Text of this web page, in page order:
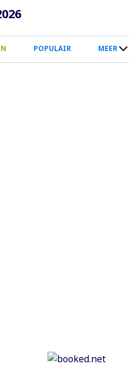
Overslaan
naar
inhoud
POPULAIR MEER